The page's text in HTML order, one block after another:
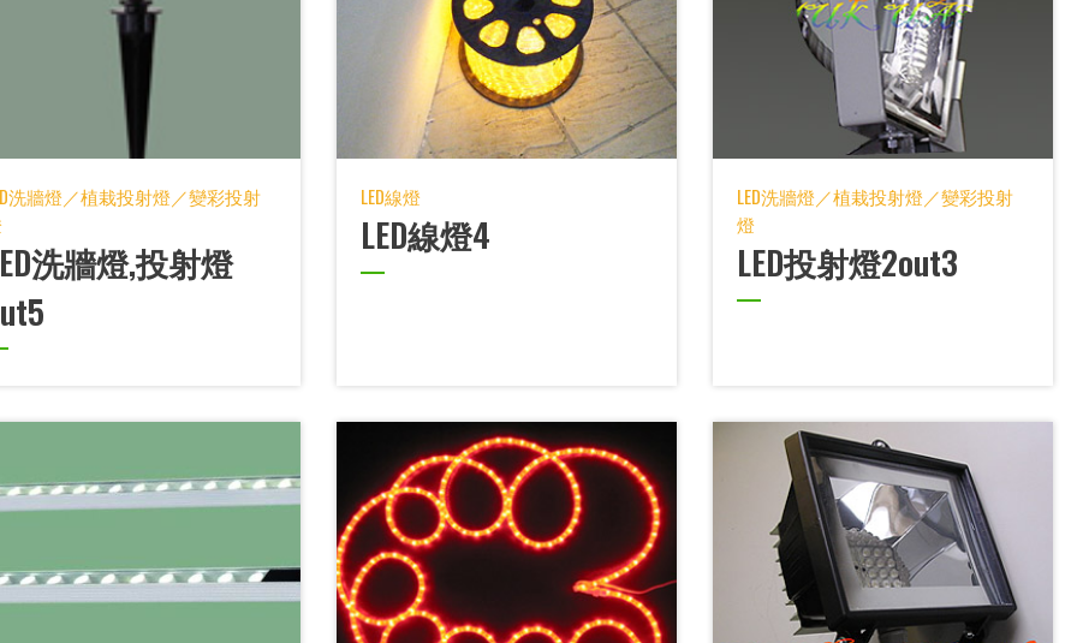
洗牆燈／植栽投射燈／變彩投射
洗牆燈,投射燈
LED線燈
LED線燈4
LED洗牆燈／植栽投射燈／變彩投射
燈
LED投射燈2out3